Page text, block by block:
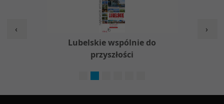
Lubelskie wspólnie do
przyszłości
‹ ›